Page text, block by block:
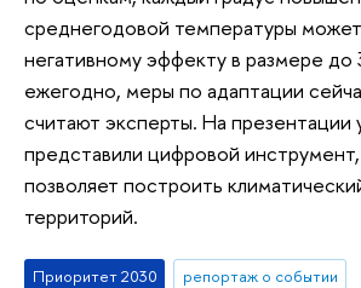
среднегодовой температуры
негативному эффекту в размере до
ежегодно, меры по адаптации
считают эксперты. На
представили цифровой
позволяет построить
территорий.
Приоритет 2030
репортаж о событии